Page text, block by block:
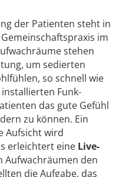
der Patienten steht in
im
stehen
um sedierten
so schnell wie
Funk-
das gute Gefühl
zu können. Ein
Aufsicht wird
erleichtert eine Live-
Aufwachräumen den
die Aufgabe, das